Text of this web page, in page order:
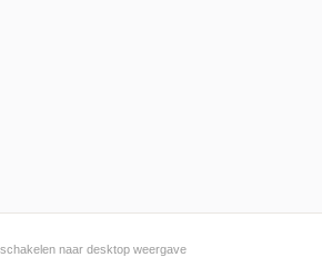
naar desktop weergave